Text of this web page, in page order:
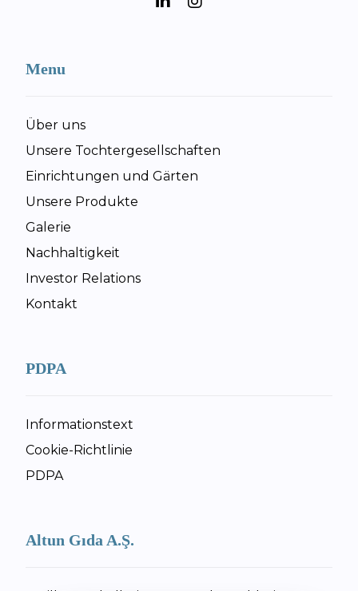
Menu
Über uns
Unsere Tochtergesellschaften
Einrichtungen und Gärten
Unsere Produkte
Galerie
Nachhaltigkeit
Investor Relations
Kontakt
PDPA
Informationstext
Cookie-Richtlinie
PDPA
Altun Gıda A.Ş.